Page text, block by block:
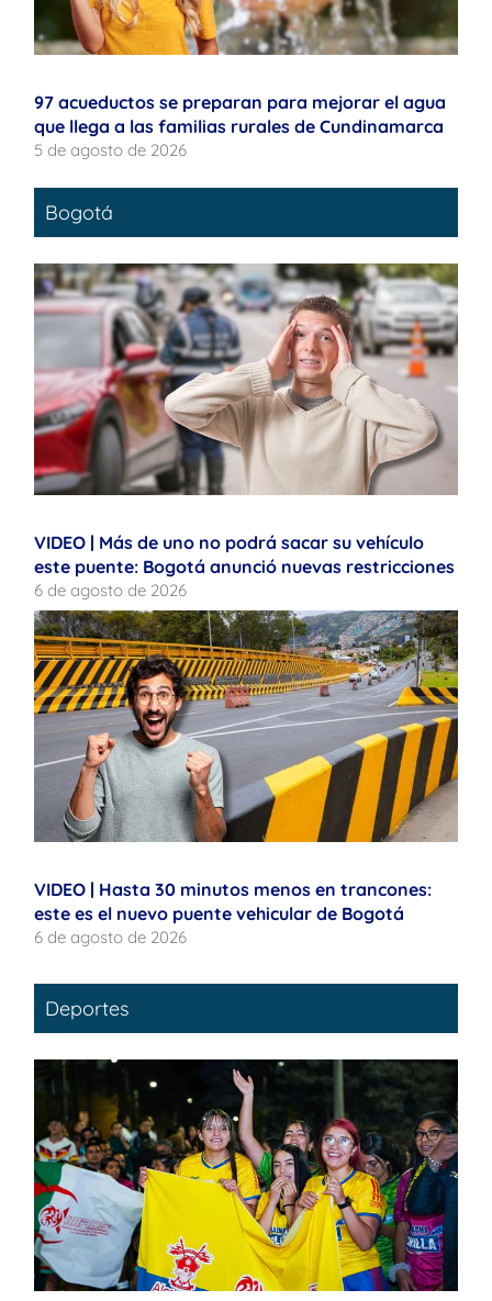
97 acueductos se preparan para mejorar el agua
que llega a las familias rurales de Cundinamarca
5 de agosto de 2026
Bogotá
VIDEO | Más de uno no podrá sacar su vehículo
este puente: Bogotá anunció nuevas restricciones
6 de agosto de 2026
VIDEO | Hasta 30 minutos menos en trancones:
este es el nuevo puente vehicular de Bogotá
6 de agosto de 2026
Deportes